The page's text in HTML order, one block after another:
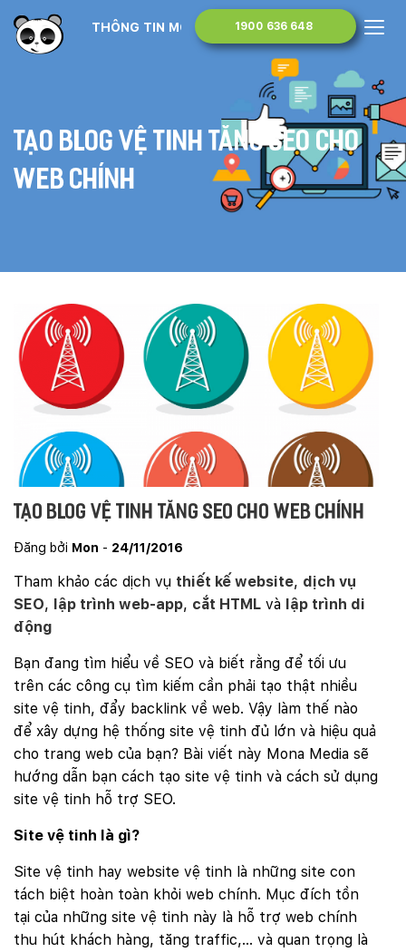
1900 636 648
THÔNG TIN MONA MEDIA
Tạo Blog vệ tinh tăng SEO cho
Web chính
Tạo Blog vệ tinh tăng SEO cho Web chính
Đăng bởi Mon - 24/11/2016
Tham khảo các dịch vụ thiết kế website, dịch vụ
SEO, lập trình web-app, cắt HTML và lập trình di
động
Bạn đang tìm hiểu về SEO và biết rằng để tối ưu
trên các công cụ tìm kiếm cần phải tạo thật nhiều
site vệ tinh, đẩy backlink về web. Vậy làm thế nào
để xây dựng hệ thống site vệ tinh đủ lớn và hiệu quả
cho trang web của bạn? Bài viết này Mona Media sẽ
hướng dẫn bạn cách tạo site vệ tinh và cách sử dụng
site vệ tinh hỗ trợ SEO.
Site vệ tinh là gì?
Site vệ tinh hay website vệ tinh là những site con
tách biệt hoàn toàn khỏi web chính. Mục đích tồn
tại của những site vệ tinh này là hỗ trợ web chính
thu hút khách hàng, tăng traffic,… và quan trọng là